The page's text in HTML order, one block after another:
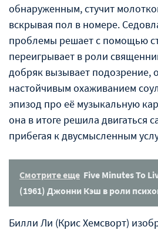
обнаруженным, стучит
вскрывая пол в номере.
проблемы решает с помощью
переигрывает в роли
добряк вызывает подозрение,
настойчивым охаживанием
эпизод про её музыкальную
она в итоге решила двигаться
прибегая к двусмысленным
Смотрите еще Five Minutes To
(1961) Джонни Кэш в роли
Билли Ли (Крис Хемсворт)